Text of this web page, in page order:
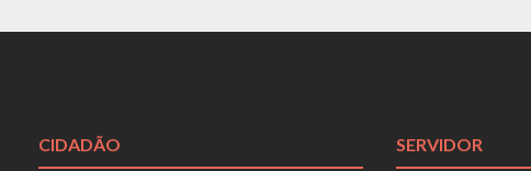
CIDADÃO SERVIDOR